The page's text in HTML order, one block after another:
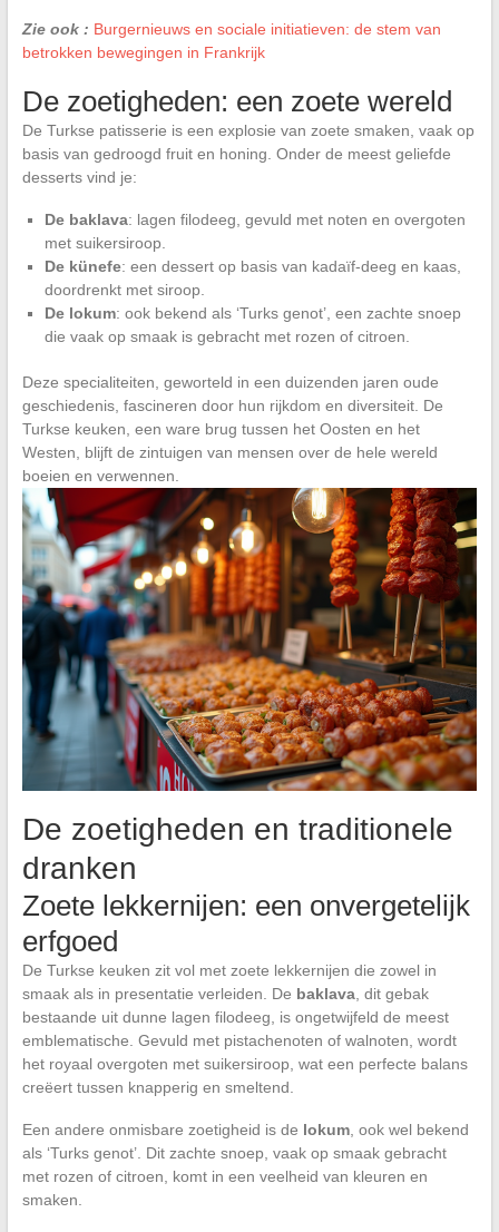
Zie ook : Burgernieuws en sociale initiatieven: de stem van
betrokken bewegingen in Frankrijk
De zoetigheden: een zoete wereld
De Turkse patisserie is een explosie van zoete smaken, vaak op
basis van gedroogd fruit en honing. Onder de meest geliefde
desserts vind je:
De baklava: lagen filodeeg, gevuld met noten en overgoten
met suikersiroop.
De künefe: een dessert op basis van kadaïf-deeg en kaas,
doordrenkt met siroop.
De lokum: ook bekend als ‘Turks genot’, een zachte snoep
die vaak op smaak is gebracht met rozen of citroen.
Deze specialiteiten, geworteld in een duizenden jaren oude
geschiedenis, fascineren door hun rijkdom en diversiteit. De
Turkse keuken, een ware brug tussen het Oosten en het
Westen, blijft de zintuigen van mensen over de hele wereld
boeien en verwennen.
De zoetigheden en traditionele
dranken
Zoete lekkernijen: een onvergetelijk
erfgoed
De Turkse keuken zit vol met zoete lekkernijen die zowel in
smaak als in presentatie verleiden. De baklava, dit gebak
bestaande uit dunne lagen filodeeg, is ongetwijfeld de meest
emblematische. Gevuld met pistachenoten of walnoten, wordt
het royaal overgoten met suikersiroop, wat een perfecte balans
creëert tussen knapperig en smeltend.
Een andere onmisbare zoetigheid is de lokum, ook wel bekend
als ‘Turks genot’. Dit zachte snoep, vaak op smaak gebracht
met rozen of citroen, komt in een veelheid van kleuren en
smaken.